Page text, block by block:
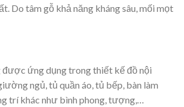
Do tâm gỗ khả năng kháng sâu, mối mọt
ứng dụng trong thiết kế đồ nội
ngủ, tủ quần áo, tủ bếp, bàn làm
trí khác như bình phong, tượng,…